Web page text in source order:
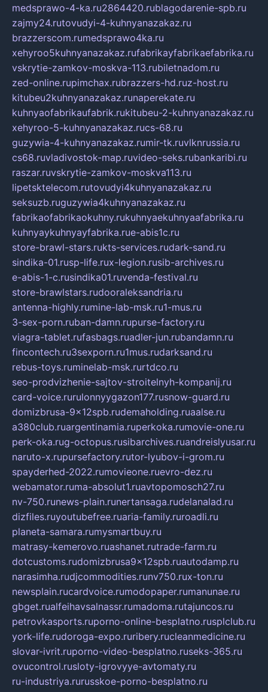
medsprawo-4-ka.ru2864420.rublagodarenie-spb.ru
zajmy24.rutovudyi-4-kuhnyanazakaz.ru
brazzerscom.rumedsprawo4ka.ru
xehyroo5kuhnyanazakaz.rufabrikayfabrikaefabrika.ru
vskrytie-zamkov-moskva-113.rubiletnadom.ru
zed-online.rupimchax.rubrazzers-hd.ruz-host.ru
kitubeu2kuhnyanazakaz.runaperekate.ru
kuhnyaofabrikaufabrik.rukitubeu-2-kuhnyanazakaz.ru
xehyroo-5-kuhnyanazakaz.rucs-68.ru
guzywia-4-kuhnyanazakaz.rumir-tk.ruvlknrussia.ru
cs68.ruvladivostok-map.ruvideo-seks.rubankaribi.ru
raszar.ruvskrytie-zamkov-moskva113.ru
lipetsktelecom.rutovudyi4kuhnyanazakaz.ru
seksuzb.ruguzywia4kuhnyanazakaz.ru
fabrikaofabrikaokuhny.rukuhnyaekuhnyaafabrika.ru
kuhnyaykuhnyayfabrika.rue-abis1c.ru
store-brawl-stars.rukts-services.rudark-sand.ru
sindika-01.rusp-life.rux-legion.rusib-archives.ru
e-abis-1-c.rusindika01.ruvenda-festival.ru
store-brawlstars.rudooraleksandria.ru
antenna-highly.rumine-lab-msk.ru1-mus.ru
3-sex-porn.ruban-damn.rupurse-factory.ru
viagra-tablet.rufasbags.ruadler-jun.rubandamn.ru
fincontech.ru3sexporn.ru1mus.rudarksand.ru
rebus-toys.ruminelab-msk.rurtdco.ru
seo-prodvizhenie-sajtov-stroitelnyh-kompanij.ru
card-voice.rurulonnyygazon177.rusnow-guard.ru
domizbrusa-9x12spb.rudemaholding.ruaalse.ru
a380club.ruargentinamia.ruperkoka.rumovie-one.ru
perk-oka.rug-octopus.rusibarchives.ruandreislyusar.ru
naruto-x.rupursefactory.rutor-lyubov-i-grom.ru
spayderhed-2022.rumovieone.ruevro-dez.ru
webamator.ruma-absolut1.ruavtopomosch27.ru
nv-750.runews-plain.runertansaga.rudelanalad.ru
dizfiles.ruyoutubefree.ruaria-family.ruroadli.ru
planeta-samara.rumysmartbuy.ru
matrasy-kemerovo.ruashanet.rutrade-farm.ru
dotcustoms.rudomizbrusa9x12spb.ruautodamp.ru
narasimha.rudjcommodities.runv750.rux-ton.ru
newsplain.rucardvoice.rumodopaper.rumanunae.ru
gbget.rualfeihavsalnassr.rumadoma.rutajuncos.ru
petrovkasports.ruporno-online-besplatno.rusplclub.ru
york-life.rudoroga-expo.ruribery.rucleanmedicine.ru
slovar-ivrit.ruporno-video-besplatno.ruseks-365.ru
ovucontrol.rusloty-igrovyye-avtomaty.ru
ru-industriya.rurusskoe-porno-besplatno.ru